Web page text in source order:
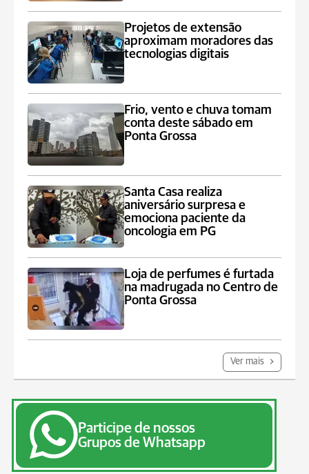
Projetos de extensão
aproximam moradores das
tecnologias digitais
Frio, vento e chuva tomam
conta deste sábado em
Ponta Grossa
Santa Casa realiza
aniversário surpresa e
emociona paciente da
oncologia em PG
Loja de perfumes é furtada
na madrugada no Centro de
Ponta Grossa
Ver mais
Participe de nossos
Grupos de Whatsapp